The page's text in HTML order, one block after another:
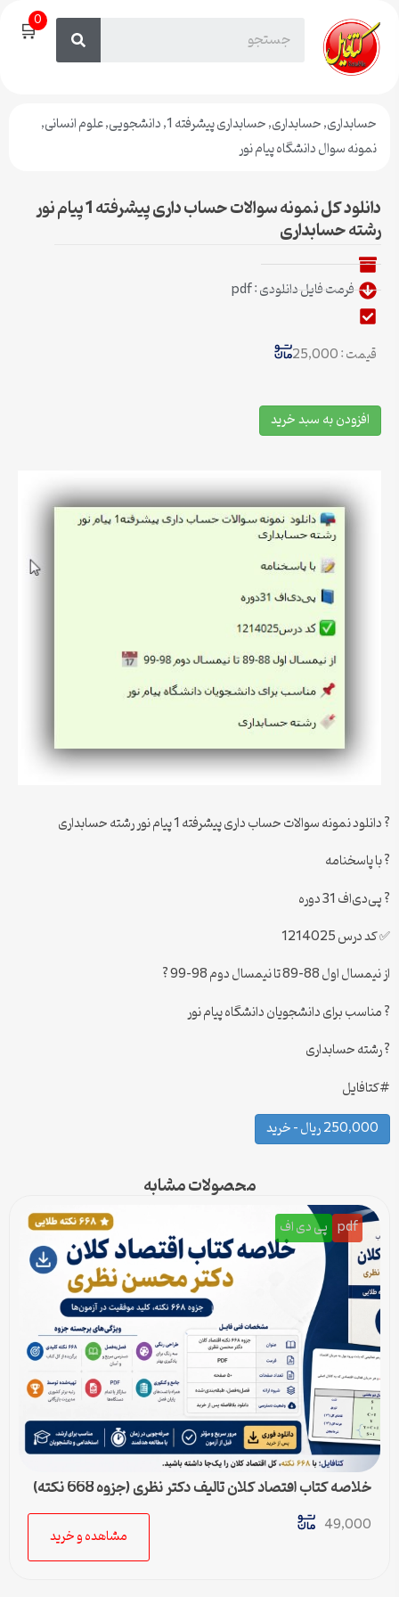
🛒0
حسابداری,حسابداری,حسابداری پیشرفته 1 ,دانشجویی,علوم انسانی,
نمونه سوال دانشگاه پیام نور
دانلود کل نمونه سوالات حساب داری پیشرفته 1 پیام نور
رشته حسابداری
فرمت فایل دانلودی : pdf
قیمت : 25,000
افزودن به سبد خرید
? دانلود نمونه سوالات حساب داری پیشرفته 1 پیام نور رشته حسابداری
? با پاسخنامه
? پی‌دی‌اف 31 دوره
✅ کد درس 1214025
از نیمسال اول 88-89 تا نیمسال دوم 98-99 ?
? مناسب برای دانشجویان دانشگاه پیام نور
? رشته حسابداری
#کتافایل
250,000 ریال – خرید
محصولات مشابه
pdf پی دی اف
خلاصه کتاب اقتصاد کلان تالیف دکتر نظری (جزوه 668 نکته)
49,000
مشاهده و خرید